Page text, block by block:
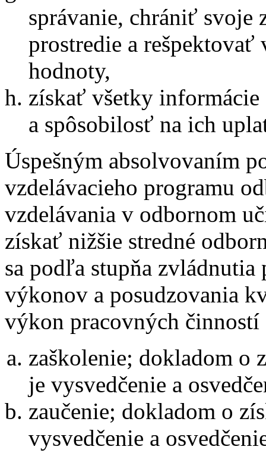
správanie, chrániť svoje
prostredie a rešpektovať
hodnoty,
získať všetky
a spôsobilosť na ich
Úspešným absolvovaním
vzdelávacieho programu
vzdelávania v odbornom
získať nižšie stredné
sa podľa stupňa
výkonov a posudzovania
výkon pracovných činností
zaškolenie; dokladom o
je vysvedčenie a
zaučenie; dokladom o
vysvedčenie a